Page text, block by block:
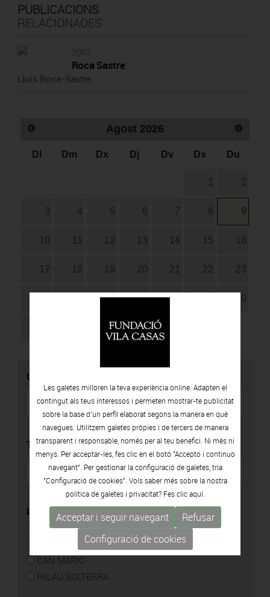
PUBLICACIONS
RELACIONADES
Roca Sastre
Lluís Roca-Sastre
Agost 2026
Dl Dm Dx Dj Dv Ds Du
1 2
3 4 5 6 7 8 9
10 11 12 13 14 15 16
17 18 19 20 21 22 23
26 27 28 30
CERCADOR
TIPUS
LOCALITZACIÓ
CAN FRAMIS
ESPAIS VOLART
CAN MARIO
PALAU SOLTERRA
Les galetes milloren la teva experiència online. Adapten el
contingut als teus interessos i permeten mostrar-te publicitat
sobre la base d’un perfil elaborat segons la manera en què
navegues. Utilitzem galetes pròpies i de tercers de manera
transparent i responsable, només per al teu benefici. Ni més ni
menys. Per acceptar-les, fes clic en el botó "Accepto i continuo
navegant". Per gestionar la configuració de galetes, tria
"Configuració de cookies". Vols saber més sobre la nostra
política de galetes i privacitat? Fes clicaquí.
Acceptar i seguir navegant
Refusar
Configuració de cookies